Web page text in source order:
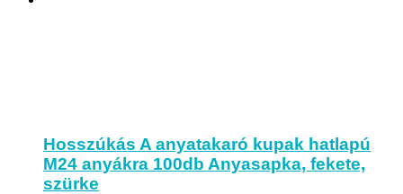
Hosszúkás A anyatakaró kupak hatlapú
M24 anyákra 100db Anyasapka, fekete,
szürke